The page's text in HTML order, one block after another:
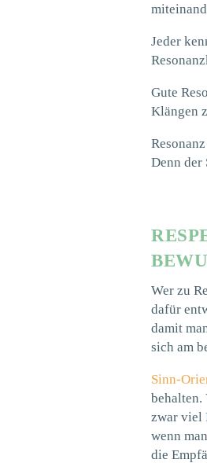
Jeder
Gute
Klängen
Denn der
Wer zu
dafür
damit
sich am
Sinn-
behalten.
zwar viel
wenn
die